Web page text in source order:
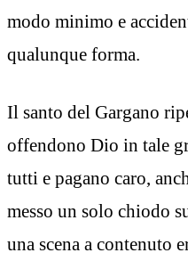
modo minimo e
qualunque forma.
Il santo del Gargano
offendono Dio in tale
tutti e pagano caro,
messo un solo chiodo
una scena a contenuto